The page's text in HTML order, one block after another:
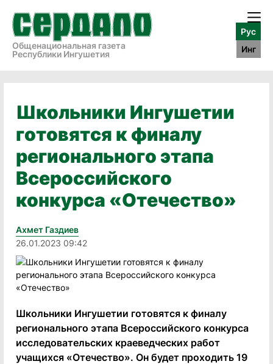
Общенациональная газета
Республики Ингушетия
Рус
Инг
Школьники Ингушетии
готовятся к финалу
регионального этапа
Всероссийского
конкурса «Отечество»
Ахмет Газдиев
26.01.2023 09:42
Школьники Ингушетии готовятся к финалу
регионального этапа Всероссийского конкурса
исследовательских краеведческих работ
учащихся «Отечество». Он будет проходить 19